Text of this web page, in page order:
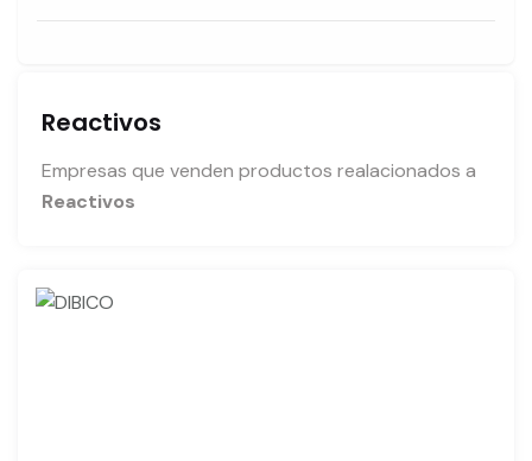
Reactivos
Empresas que venden productos realacionados a
Reactivos